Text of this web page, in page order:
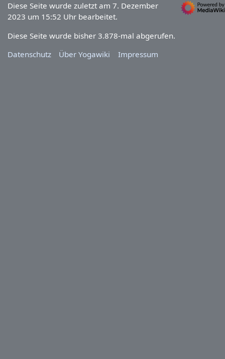
Diese Seite wurde zuletzt am 7. Dezember
2023 um 15:52 Uhr bearbeitet.
Diese Seite wurde bisher 3.878-mal abgerufen.
Datenschutz
Über Yogawiki Impressum